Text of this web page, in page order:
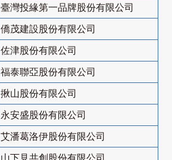
臺灣投緣第一品牌股份有限公司
僑茂建設股份有限公司
佐津股份有限公司
福泰聯亞股份有限公司
揪山股份有限公司
永安盛股份有限公司
艾潘葛洛伊股份有限公司
山下見共創股份有限公司